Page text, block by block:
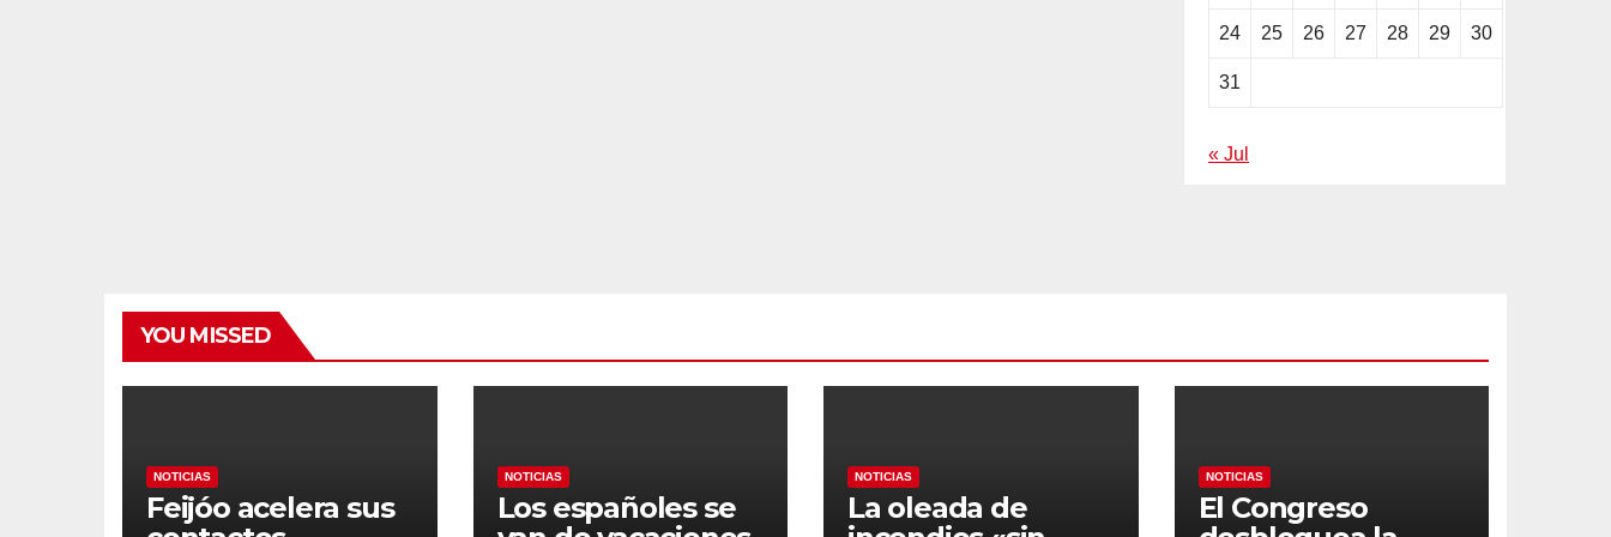
24 25 26 27 28 29 30
31
« Jul
YOU MISSED
NOTICIAS
Feijóo acelera sus
NOTICIAS
Los españoles se
NOTICIAS
La oleada de
NOTICIAS
El Congreso